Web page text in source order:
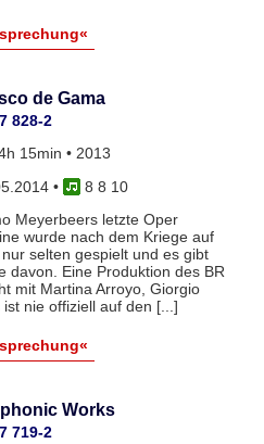
de Gama
828-2
15min • 2013
•
8 8 10
Meyerbeers letzte Oper
wurde nach dem Kriege auf
selten gespielt und es gibt
davon. Eine Produktion des BR
mit Martina Arroyo, Giorgio
nie offiziell auf den [...]
Works
719-2